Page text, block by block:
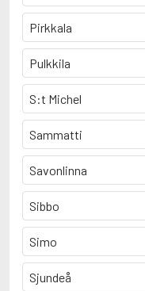
Pirkkala
Pulkkila
S:t Michel
Sammatti
Savonlinna
Sibbo
Simo
Sjundeå